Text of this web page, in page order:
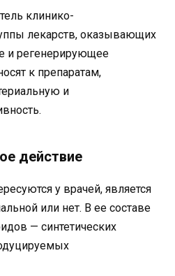
клинико-
лекарств, оказывающих
и регенерирующее
к препаратам,
и
действие
у врачей, является
или нет. В ее составе
— синтетических